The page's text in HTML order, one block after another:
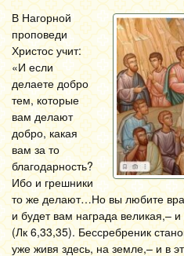
В Нагорной
проповеди
Христос учит:
«И если
делаете добро
тем, которые
вам делают
добро, какая
вам за то
благодарность?
Ибо и грешники
то же делают…Но вы любите
и будет вам награда великая,–
(Лк 6,33,35). Бессребреник
уже живя здесь, на земле,– и в